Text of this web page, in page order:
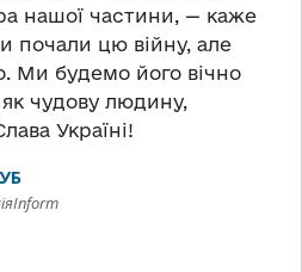
нашої частини, — каже
почали цю війну, але
Ми будемо його вічно
як чудову людину,
Україні!